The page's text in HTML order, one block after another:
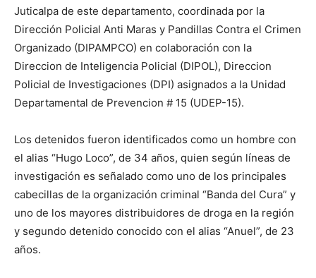
Juticalpa de este departamento, coordinada por la
Dirección Policial Anti Maras y Pandillas Contra el Crimen
Organizado (DIPAMPCO) en colaboración con la
Direccion de Inteligencia Policial (DIPOL), Direccion
Policial de Investigaciones (DPI) asignados a la Unidad
Departamental de Prevencion # 15 (UDEP-15).
Los detenidos fueron identificados como un hombre con
el alias “Hugo Loco”, de 34 años, quien según líneas de
investigación es señalado como uno de los principales
cabecillas de la organización criminal “Banda del Cura” y
uno de los mayores distribuidores de droga en la región
y segundo detenido conocido con el alias “Anuel”, de 23
años.